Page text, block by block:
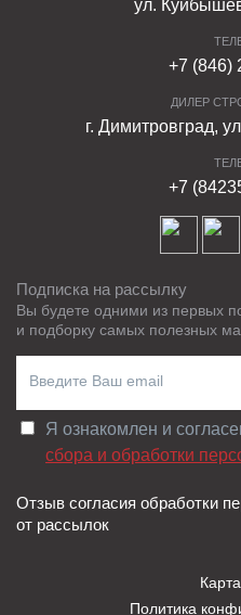
ул.
+7 (846)
ДИЛЕР
г. Димитровград,
+7
Подписка на рассылку
Вы будете одними из первых
и подборку самых полезных
Я ознакомлен и
сбора и обработки
Отзыв согласия обработки
от рассылок
Политика